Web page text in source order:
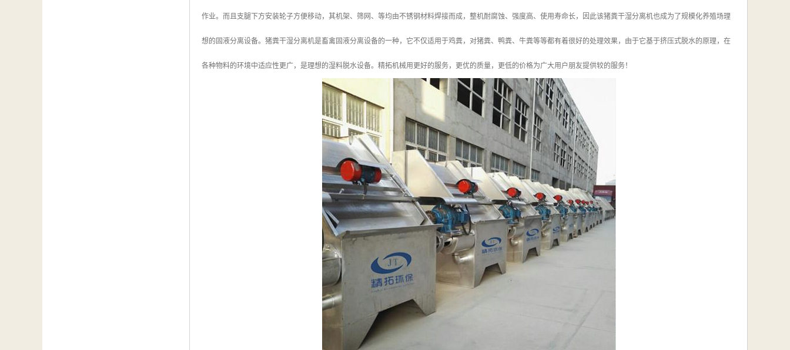
作业。而且支腿下方安装轮子方便移动，其机架、筛网、等均由不锈钢材料焊接而成，整机耐腐蚀、强度高、使用寿命长，因此该猪粪干湿分离机也成为了规模化养殖场理
想的固液分离设备。猪粪干湿分离机是畜禽固液分离设备的一种，它不仅适用于鸡粪，对猪粪、鸭粪、牛粪等等都有着很好的处理效果，由于它基于挤压式脱水的原理，在
各种物料的环境中适应性更广，是理想的湿料脱水设备。精拓机械用更好的服务，更优的质量，更低的价格为广大用户朋友提供较的服务！